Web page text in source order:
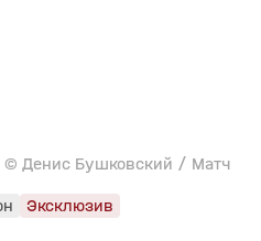
© Денис Бушковский / Матч
Эксклюзив